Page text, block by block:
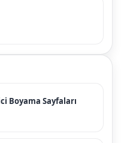
Boyama Sayfaları